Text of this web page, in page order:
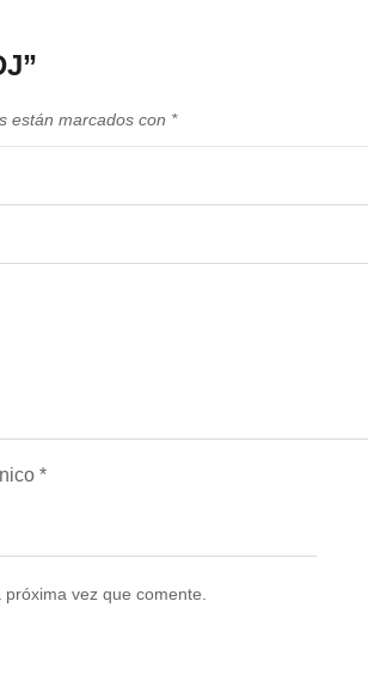
están marcados con *
*
vez que comente.